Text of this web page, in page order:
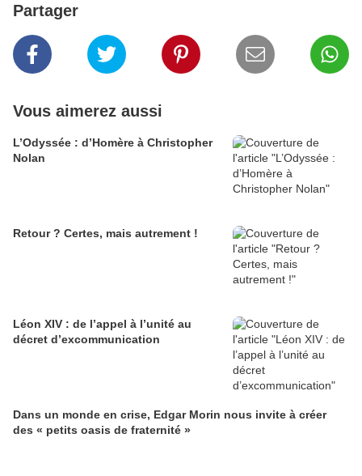
Partager
Vous aimerez aussi
L’Odyssée : d’Homère à Christopher
Nolan
Retour ? Certes, mais autrement !
Léon XIV : de l’appel à l’unité au
décret d’excommunication
Dans un monde en crise, Edgar Morin nous invite à créer
des « petits oasis de fraternité »